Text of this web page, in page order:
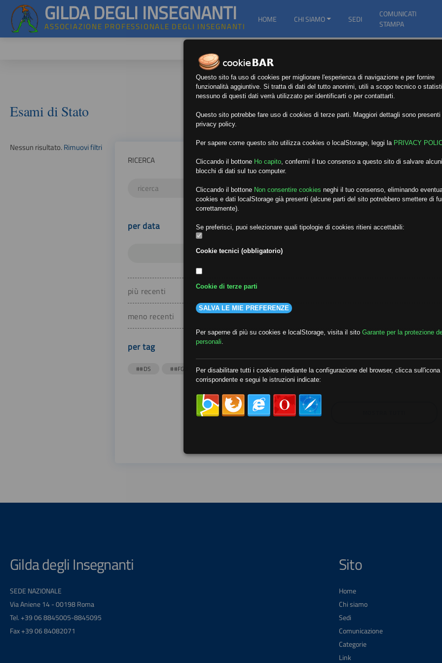
GILDA DEGLI INSEGNANTI
ASSOCIAZIONE PROFESSIONALE DEGLI INSEGNANTI
HOME CHI SIAMO SEDI
COMUNICATI
STAMPA
Esami di Stato
Nessun risultato.Rimuovi filtri
RICERCA
per data
più recenti
meno recenti
per tag
##DS ##FGU ##Gilda ##audoizioni ##autonomia
Gilda degli Insegnanti
SEDE NAZIONALE
Via Aniene 14 - 00198 Roma
Tel. +39 06 8845005-8845095
Fax +39 06 84082071
Sito
Home
Chi siamo
Sedi
Comunicazione
Categorie
Link
Questo sito fa uso di cookies per migliorare l'esperienza di navigazione e per fornire
funzionalità aggiuntive. Si tratta di dati del tutto anonimi, utili a scopo tecnico o
nessuno di questi dati verrà utilizzato per identificarti o per contattarti.
Questo sito potrebbe fare uso di cookies di terze parti. Maggiori dettagli sono
privacy policy.
Per sapere come questo sito utilizza cookies o localStorage, leggi la PRIVACY
Cliccando il bottone Ho capito confermi il tuo consenso a questo sito di salvare
blocchi di dati sul tuo computer.
Cliccando il bottone Non consentire cookies neghi il tuo consenso, eliminando
cookies e dati localStorage già presenti (alcune parti del sito potrebbero smettere di
correttamente).
Se preferisci, puoi selezionare quali tipologie di cookies ritieni accettabili:
Cookie tecnici (obbligatorio)
Cookie di terze parti
SALVA LE MIE PREFERENZE
Per saperne di più su cookies e localStorage, visita il sito Garante per la protezione
personali
Per disabilitare tutti i cookies mediante la configurazione del browser, clicca sull'icona
corrispondente e segui le istruzioni indicate: